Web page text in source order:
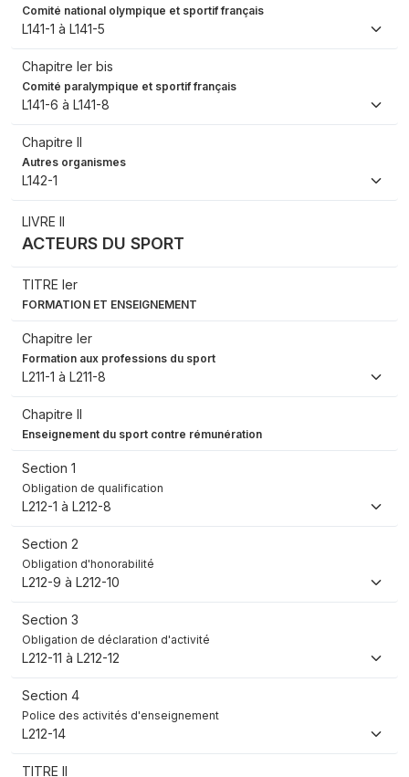
Comité national olympique et sportif français
L141-1 à L141-5
Chapitre Ier bis
Comité paralympique et sportif français
L141-6 à L141-8
Chapitre II
Autres organismes
L142-1
LIVRE II
ACTEURS DU SPORT
TITRE Ier
FORMATION ET ENSEIGNEMENT
Chapitre Ier
Formation aux professions du sport
L211-1 à L211-8
Chapitre II
Enseignement du sport contre rémunération
Section 1
Obligation de qualification
L212-1 à L212-8
Section 2
Obligation d'honorabilité
L212-9 à L212-10
Section 3
Obligation de déclaration d'activité
L212-11 à L212-12
Section 4
Police des activités d'enseignement
L212-14
TITRE II